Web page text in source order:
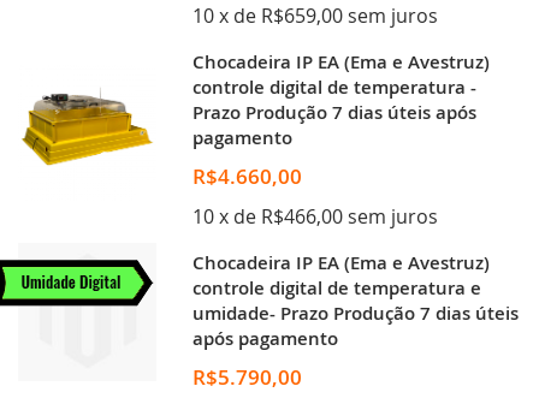
10 x de R$659,00 sem juros
Chocadeira IP EA (Ema e Avestruz)
controle digital de temperatura -
Prazo Produção 7 dias úteis após
pagamento
R$4.660,00
10 x de R$466,00 sem juros
Chocadeira IP EA (Ema e Avestruz)
controle digital de temperatura e
umidade- Prazo Produção 7 dias úteis
após pagamento
R$5.790,00